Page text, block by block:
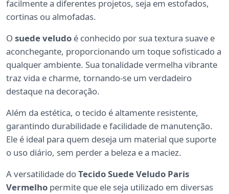
facilmente a diferentes projetos, seja em estofados,
cortinas ou almofadas.
O suede veludo é conhecido por sua textura suave e
aconchegante, proporcionando um toque sofisticado a
qualquer ambiente. Sua tonalidade vermelha vibrante
traz vida e charme, tornando-se um verdadeiro
destaque na decoração.
Além da estética, o tecido é altamente resistente,
garantindo durabilidade e facilidade de manutenção.
Ele é ideal para quem deseja um material que suporte
o uso diário, sem perder a beleza e a maciez.
A versatilidade doTecido Suede Veludo Paris
Vermelho permite que ele seja utilizado em diversas